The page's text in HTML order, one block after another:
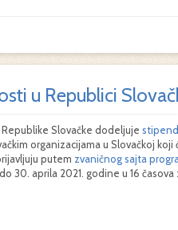
u Republici
Slovačke dodeljuje
organizacijama u Slovačkoj
putem zvaničnog sajta
30. aprila 2021. godine u 16